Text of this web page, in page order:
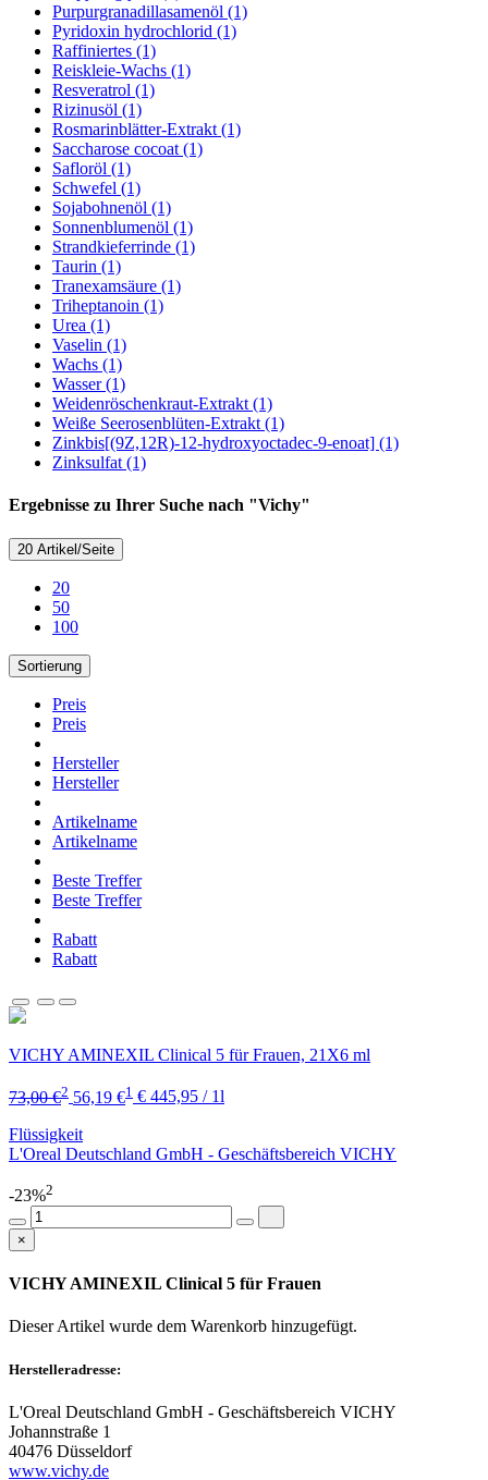
Purpurgranadillasamenöl (1)
Pyridoxin hydrochlorid (1)
Raffiniertes (1)
Reiskleie-Wachs (1)
Resveratrol (1)
Rizinusöl (1)
Rosmarinblätter-Extrakt (1)
Saccharose cocoat (1)
Safloröl (1)
Schwefel (1)
Sojabohnenöl (1)
Sonnenblumenöl (1)
Strandkieferrinde (1)
Taurin (1)
Tranexamsäure (1)
Triheptanoin (1)
Urea (1)
Vaselin (1)
Wachs (1)
Wasser (1)
Weidenröschenkraut-Extrakt (1)
Weiße Seerosenblüten-Extrakt (1)
Zinkbis[(9Z,12R)-12-hydroxyoctadec-9-enoat] (1)
Zinksulfat (1)
Ergebnisse zu Ihrer Suche nach "Vichy"
20 Artikel/Seite
20
50
100
Sortierung
Preis
Preis
Hersteller
Hersteller
Artikelname
Artikelname
Beste Treffer
Beste Treffer
Rabatt
Rabatt
VICHY AMINEXIL Clinical 5 für Frauen, 21X6 ml
73,00 €2 56,19 €1 € 445,95 / 1l
Flüssigkeit
L'Oreal Deutschland GmbH - Geschäftsbereich VICHY
-23%2
×
VICHY AMINEXIL Clinical 5 für Frauen
Dieser Artikel wurde dem Warenkorb hinzugefügt.
Herstelleradresse:
L'Oreal Deutschland GmbH - Geschäftsbereich VICHY
Johannstraße 1
40476 Düsseldorf
www.vichy.de